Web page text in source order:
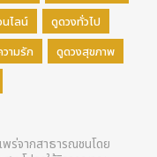
ไลน์
ดูดวงทั่วไป
ามรัก
ดูดวงสุขภาพ
ร่จากสาธารณชนโดย